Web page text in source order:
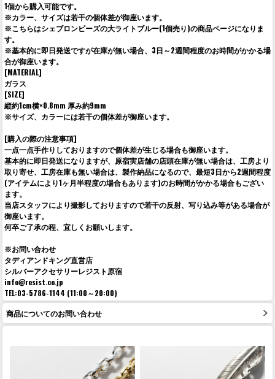
1個から購入可能です。
※カラー、サイズは若干の個体差が御座います。
※こちらはシェブロンビーズの大ライトブルー(1個売り)の商品ページになりま
す。
※基本的に即日発送ですが在庫が無い場合、3日～2週間程度のお時間がかかる場
合が御座います。
[MATERIAL]
ガラス
[SIZE]
縦約1cm横×0.8mm 厚み約9mm
※サイズ、カラーには若干の個体差が御座います。
[購入の際の注意事項]
一点一点手作りしておりますので個体差が生じる場合も御座います。
基本的に即日発送になりますが、原宿実店舗の店頭在庫が無い場合は、工房より
取り寄せ、工房在庫も無い場合は、製作納品になるので、最短3日から2週間程度
(アイテムにより1ヶ月半程度の場合もあります)のお時間がかかる場合もござい
ます。
当店スタッフにより撮影しておりますので若干の反射、写り込み等がある場合が
御座います。
何卒ご了承の程、宜しくお願いします。
※お問い合わせ
タディアンドキング直営店
シルバーアクセサリーレジスト原宿
info@resist.co.jp
TEL:03-5786-1144 (11:00～20:00)
商品についてのお問い合わせ